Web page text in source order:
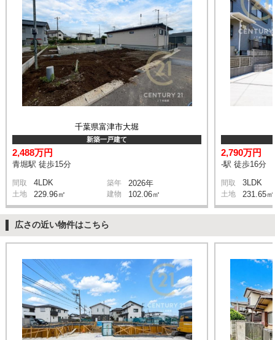
千葉県富津市大堀
新築一戸建て
2,488万円
青堀駅 徒歩15分
間取 4LDK 築年 2026年
土地 229.96㎡ 建物 102.06㎡
2,790万円
-駅 徒歩16分
間取 3LDK
土地 231.65㎡
広さの近い物件はこちら